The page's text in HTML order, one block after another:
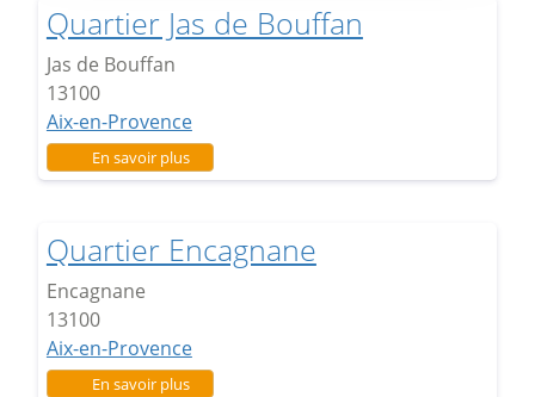
Quartier Jas de Bouffan
Jas de Bouffan
13100
Aix-en-Provence
En savoir plussur Quartier Jas de Bouffan
Quartier Encagnane
Encagnane
13100
Aix-en-Provence
En savoir plussur Quartier Encagnane